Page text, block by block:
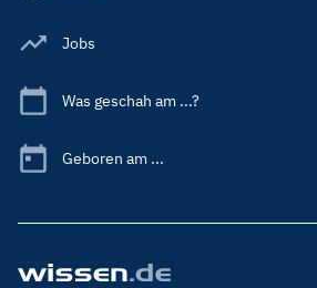
Jobs
Was geschah am ...?
Geboren am ...